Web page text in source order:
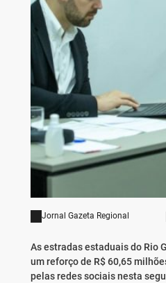
Jornal Gazeta Regional
As estradas estaduais do Rio
um reforço de R$ 60,65
pelas redes sociais nesta